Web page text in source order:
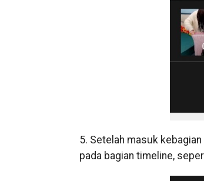
5. Setelah masuk
pada bagian timeline,